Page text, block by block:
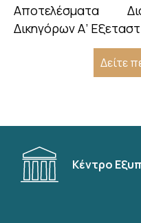
Αποτελέσματα
Δικηγόρων Α’
Δείτε
Κέντρο